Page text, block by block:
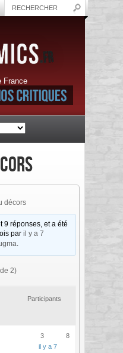
France
décors
9 réponses, et a été
paril y a 7
.
2)
Participants
3
8
il y a 7